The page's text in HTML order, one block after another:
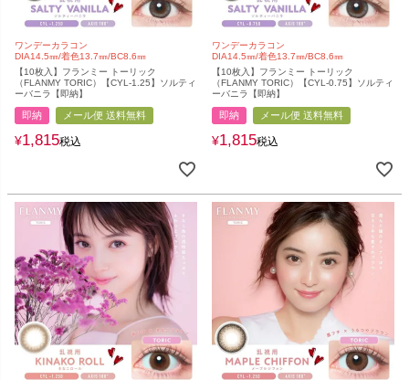
ワンデーカラコン
DIA14.5㎜/着色13.7㎜/BC8.6㎜
【10枚入】フランミー トーリック
（FLANMY TORIC）【CYL-1.25】ソルティ
ーバニラ【即納】
即納 メール便 送料無料
¥1,815税込
ワンデーカラコン
DIA14.5㎜/着色13.7㎜/BC8.6㎜
【10枚入】フランミー トーリック
（FLANMY TORIC）【CYL-0.75】ソルティ
ーバニラ【即納】
即納 メール便 送料無料
¥1,815税込